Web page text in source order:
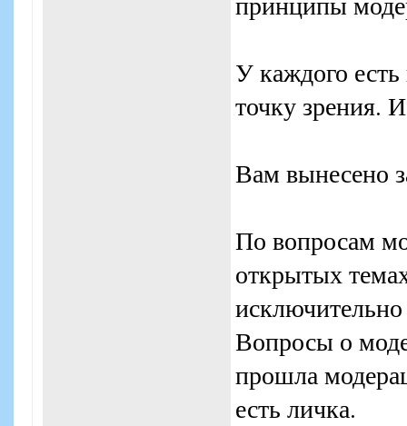
У каждого есть
точку зрения.
Вам вынесено
По вопросам
открытых
Вопросы о
прошла
есть личка.